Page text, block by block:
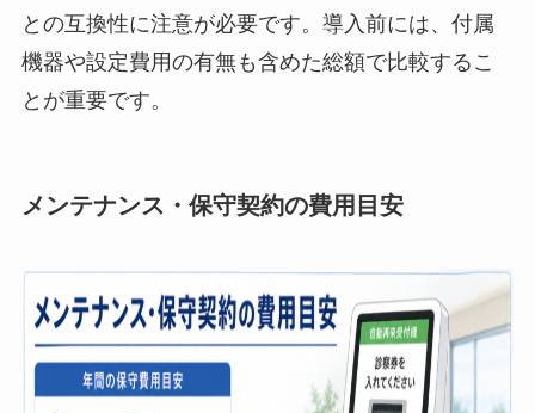
との互換性に注意が必要です。導入前には、付属
機器や設定費用の有無も含めた総額で比較するこ
とが重要です。
メンテナンス・保守契約の費用目安